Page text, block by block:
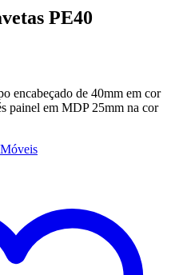
PE40
encabeçado de 40mm em cor
painel em MDP 25mm na cor